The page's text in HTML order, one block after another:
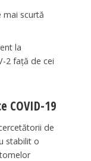
mai scurtă
la
2 față de cei
COVID-19
de
stabilit o